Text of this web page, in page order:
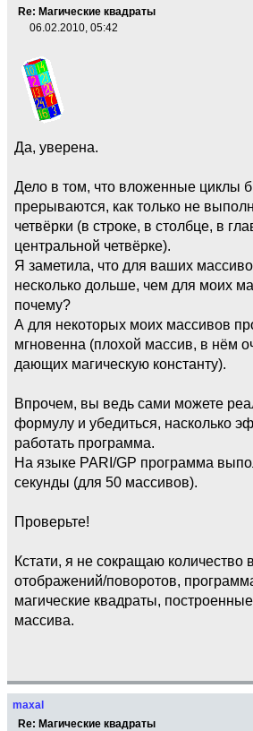
Re: Магические квадраты
06.02.2010, 05:42
Да, уверена.
Дело в том, что вложенные циклы
прерываются, как только не
четвёрки (в строке, в столбце, в
центральной четвёрке).
Я заметила, что для ваших
несколько дольше, чем для моих
почему?
А для некоторых моих массивов
мгновенна (плохой массив, в нём
дающих магическую константу).
Впрочем, вы ведь сами можете
формулу и убедиться, насколько
работать программа.
На языке PARI/GP программа
секунды (для 50 массивов).
Проверьте!
Кстати, я не сокращаю количество
отображений/поворотов,
магические квадраты,
массива.
maxal
Re: Магические квадраты